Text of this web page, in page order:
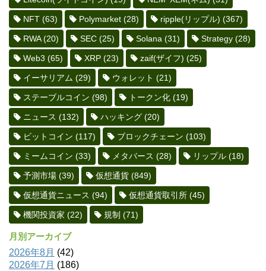
NFT (63) Polymarket (28) ripple(リップル) (367)
RWA(20) SEC (25) Solana (31) Strategy (28)
Web3 (65) XRP (23) zaif(ザイフ) (25)
イーサリアム (29) ウォレット (21)
ステーブルコイン (98) トークン化 (19)
ニュース (132) ハッキング (20)
ビットコイン (117) ブロックチェーン (103)
ミームコイン (33) メタバース (28) リップル (18)
予測市場 (39) 仮想通貨 (849)
仮想通貨ニュース (94) 仮想通貨取引所 (45)
機関投資家 (22) 規制 (71)
月別アーカイブ
2026年8月 (42)
2026年7月 (186)